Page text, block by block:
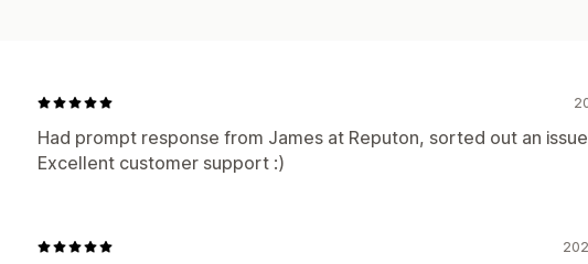
Had prompt response from James at Reputon, sorted out an
Excellent customer support :)